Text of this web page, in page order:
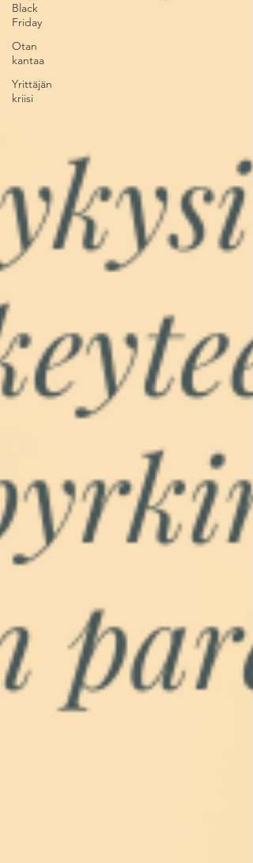
Black
Friday
Otan
kantaa
Yrittäjän
kriisi